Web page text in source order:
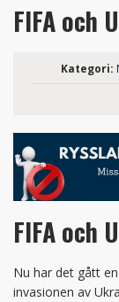
FIFA och
Kategori:
FIFA och
Nu har det gått
invasionen av